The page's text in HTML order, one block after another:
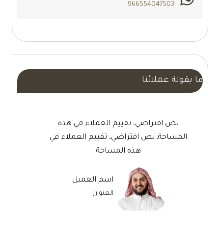
966554047503
ما يقولة عملائنا
نص افتراضي، تقييم العملاء في هذه
المساحةـ نص افتراضي، تقييم العملاء في
هذه المساحة
اسم العميل
العنوان